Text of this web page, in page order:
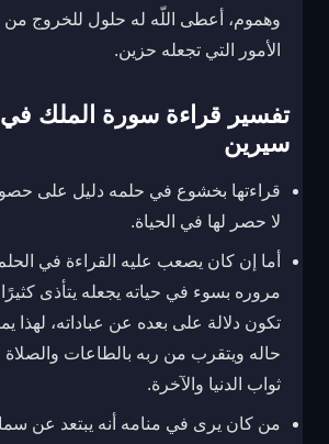
وهموم، أعطى اللّه له حلول للخروج
الأمور التي تجعله حزين.
تفسير قراءة سورة الملك في
سيرين
قراءتها بخشوع في حلمه دليل على
لا حصر لها في الحياة.
أما إن كان يصعب عليه القراءة في
مروره بسوء في حياته يجعله يتأذى
تكون دلالة على بعده عن عباداته، لهذا
حاله ويتقرب من ربه بالطاعات
ثواب الدنيا والآخرة.
من كان يرى في منامه أنه يبتعد عن